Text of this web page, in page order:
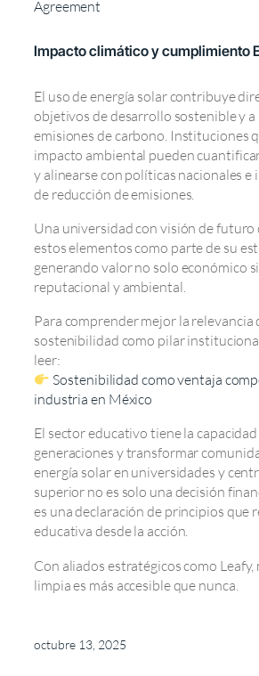
Agreement
Impacto climático y cumplimiento
El uso de energía solar contribuye
objetivos de desarrollo sostenible y
emisiones de carbono. Instituciones
impacto ambiental pueden
y alinearse con políticas nacionales e
de reducción de emisiones.
Una universidad con visión de futuro
estos elementos como parte de su
generando valor no solo económico
reputacional y ambiental.
Para comprender mejor la relevancia
sostenibilidad como pilar
leer:
Sostenibilidad como ventaja
industria en México
El sector educativo tiene la
generaciones y transformar
energía solar en universidades y
superior no es solo una decisión
es una declaración de principios que
educativa desde la acción.
Con aliados estratégicos como Leafy,
limpia es más accesible que nunca.
octubre 13, 2025